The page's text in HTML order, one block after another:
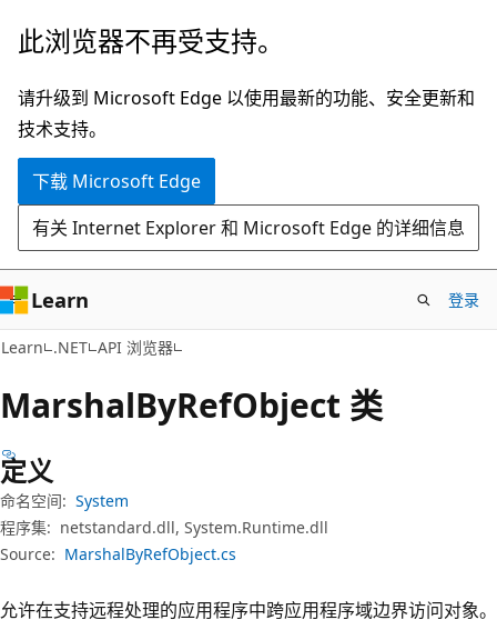
跳
主
要
内
跳
页
内
导
此浏览器不再受支持。
请升级到 Microsoft Edge 以使用最新的功能、安全更新和
技术支持。
下载 Microsoft Edge
有关 Internet Explorer 和 Microsoft Edge 的详细信息
Learn 登录
Learn .NET API 浏览器
MarshalByRefObject 类
定义
命名空间: System
程序集: netstandard.dll, System.Runtime.dll
Source: MarshalByRefObject.cs
允许在支持远程处理的应用程序中跨应用程序域边界访问对象。